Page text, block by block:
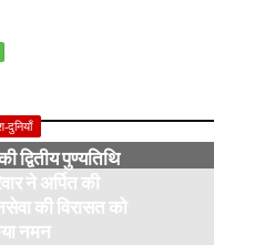
a
m
दुनियाँ
द्वितीय पुण्यतिथि
ने अर्पित की
की विरासत को
नमन